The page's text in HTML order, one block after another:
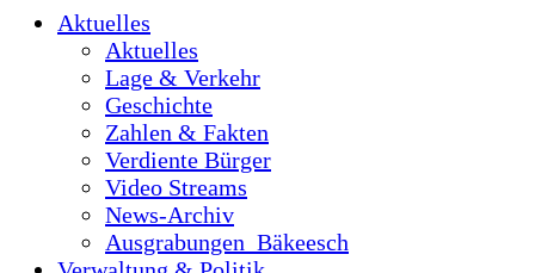
Aktuelles
Aktuelles
Lage & Verkehr
Geschichte
Zahlen & Fakten
Verdiente Bürger
Video Streams
News-Archiv
Ausgrabungen_Bäkeesch